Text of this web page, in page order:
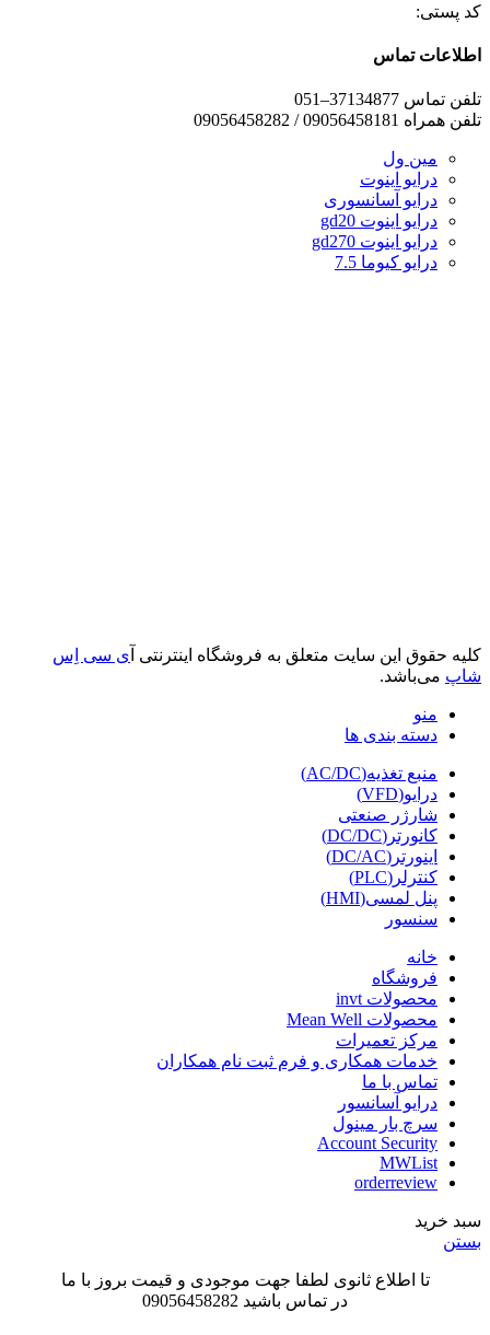
کد پستی:
اطلاعات تماس
تلفن تماس 37134877–051
تلفن همراه 09056458181 / 09056458282
مین ول
درایو اینوت
درایو آسانسوری
درایو اینوت gd20
درایو اینوت gd270
درایو کیوما 7.5
کلیه حقوق این سایت متعلق به فروشگاه اینترنتی آ ی سی اِس
شاپ می‌باشد.
منو
دسته بندی ها
منبع تغذیه(AC/DC)
درایو(VFD)
شارژر صنعتی
کانورتر(DC/DC)
اینورتر(DC/AC)
کنترلر(PLC)
پنل لمسی(HMI)
سنسور
خانه
فروشگاه
محصولات invt
محصولات Mean Well
مرکز تعمیرات
خدمات همکاری و فرم ثبت نام همکاران
تماس با ما
درایو آسانسور
سرچ بار مینول
Account Security
MWList
orderreview
سبد خرید
بستن
تا اطلاع ثانوی لطفا جهت موجودی و قیمت بروز با ما
در تماس باشید 09056458282